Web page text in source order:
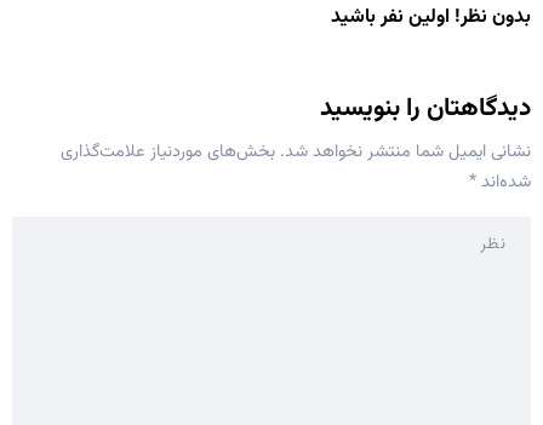
بدون نظر! اولین نفر باشید
دیدگاهتان را بنویسید
نشانی ایمیل شما منتشر نخواهد شد. بخش‌های موردنیاز علامت‌گذاری
شده‌اند*